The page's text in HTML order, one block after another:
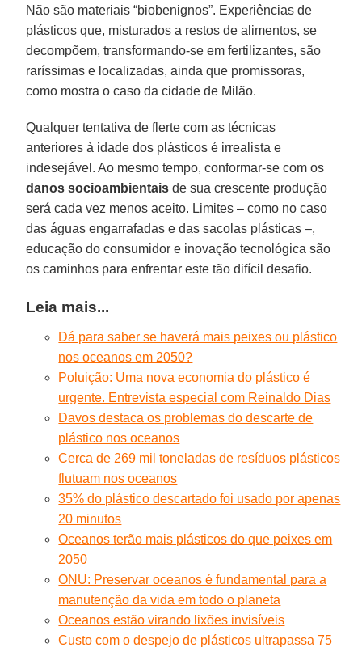
Não são materiais “biobenignos”. Experiências de
plásticos que, misturados a restos de alimentos, se
decompõem, transformando-se em fertilizantes, são
raríssimas e localizadas, ainda que promissoras,
como mostra o caso da cidade de Milão.
Qualquer tentativa de flerte com as técnicas
anteriores à idade dos plásticos é irrealista e
indesejável. Ao mesmo tempo, conformar-se com os
danos socioambientais de sua crescente produção
será cada vez menos aceito. Limites – como no caso
das águas engarrafadas e das sacolas plásticas –,
educação do consumidor e inovação tecnológica são
os caminhos para enfrentar este tão difícil desafio.
Leia mais...
Dá para saber se haverá mais peixes ou plástico
nos oceanos em 2050?
Poluição: Uma nova economia do plástico é
urgente. Entrevista especial com Reinaldo Dias
Davos destaca os problemas do descarte de
plástico nos oceanos
Cerca de 269 mil toneladas de resíduos plásticos
flutuam nos oceanos
35% do plástico descartado foi usado por apenas
20 minutos
Oceanos terão mais plásticos do que peixes em
2050
ONU: Preservar oceanos é fundamental para a
manutenção da vida em todo o planeta
Oceanos estão virando lixões invisíveis
Custo com o despejo de plásticos ultrapassa 75